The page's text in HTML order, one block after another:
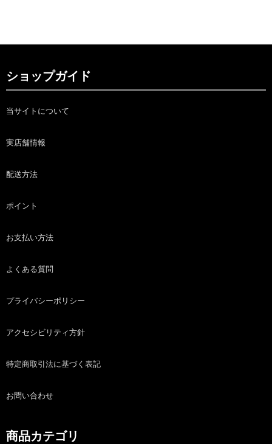
ショップガイド
当サイトについて
実店舗情報
配送方法
ポイント
お支払い方法
よくある質問
プライバシーポリシー
アクセシビリティ方針
特定商取引法に基づく表記
お問い合わせ
商品カテゴリ